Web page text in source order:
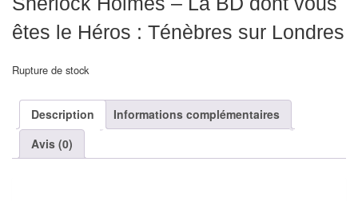
air
Pendules
Echiquier
pour
aveugles
Logiciels
êtes le Héros : Ténèbres sur Londres
Rupture de stock
Description
Informations complémentaires
Avis (0)